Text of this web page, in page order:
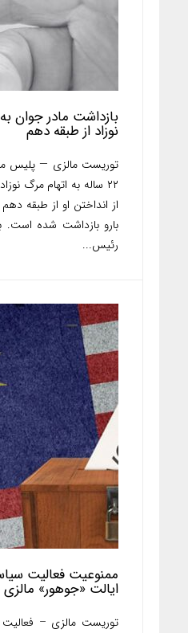
بازداشت مادر جوان
نوزاد از طبقه دهم
توریست مالزی — پلیس
۲۲ ساله به اتهام مرگ
از انداختن او از طبقه
بارو بازداشت شده است.
رئیس...
ممنوعیت فعالیت
ایالت «جوهور» مالزی
توریست مالزی – فعالیت